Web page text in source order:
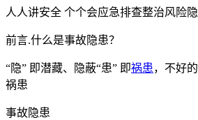
人人讲安全 个个会应急排查整治风险
前言.什么是事故隐患？
“隐” 即潜藏、隐蔽“患” 即祸患，不好
祸患
事故隐患